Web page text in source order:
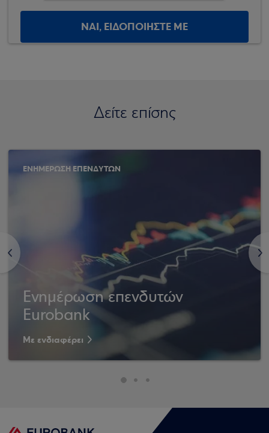
ΝΑΙ, ΕΙΔΟΠΟΙΗΣΤΕ ΜΕ
Δείτε επίσης
<
ΕΝΗΜΕΡΩΣΗ ΕΠΕΝΔΥΤΩΝ
Ενημέρωση επενδυτών
Eurobank
Με ενδιαφέρει
>